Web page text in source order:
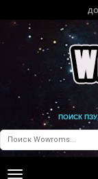
ПОИСК
Toggle